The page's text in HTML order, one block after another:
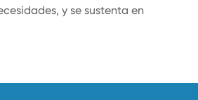
y se sustenta en